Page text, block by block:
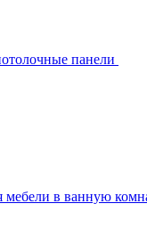
панели
мебели в ванную